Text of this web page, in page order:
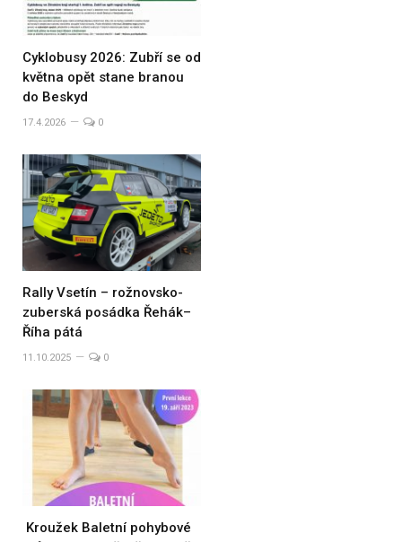
Cyklobusy 2026: Zubří se od
května opět stane branou
do Beskyd
17.4.2026 0
Rally Vsetín – rožnovsko-
zuberská posádka Řehák–
Říha pátá
11.10.2025 0
Kroužek Baletní pohybové